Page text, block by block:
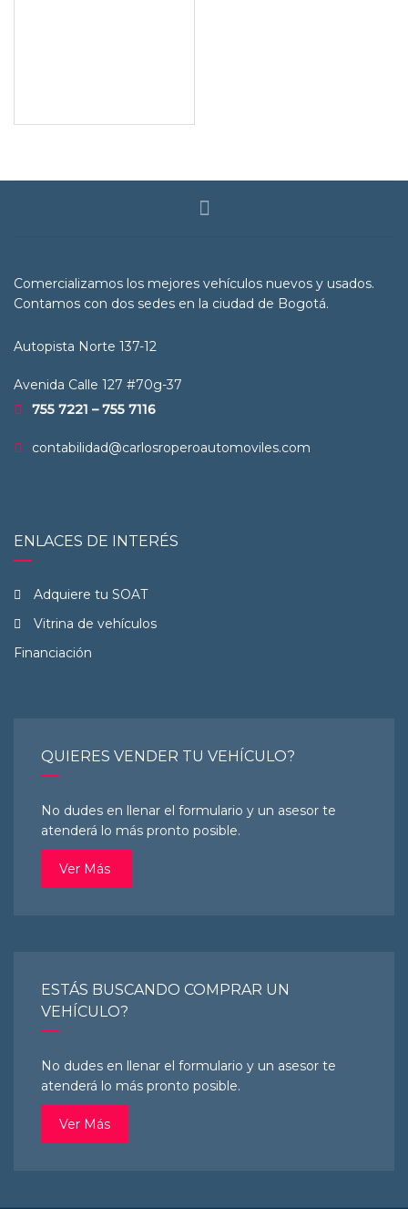
Comercializamos los mejores vehículos nuevos y usados.
Contamos con dos sedes en la ciudad de Bogotá.
Autopista Norte 137-12
Avenida Calle 127 #70g-37
755 7221 – 755 7116
contabilidad@carlosroperoautomoviles.com
ENLACES DE INTERÉS
Adquiere tu SOAT
Vitrina de vehículos
Financiación
QUIERES VENDER TU VEHÍCULO?
No dudes en llenar el formulario y un asesor te
atenderá lo más pronto posible.
Ver Más
ESTÁS BUSCANDO COMPRAR UN
VEHÍCULO?
No dudes en llenar el formulario y un asesor te
atenderá lo más pronto posible.
Ver Más